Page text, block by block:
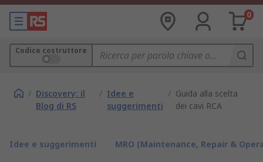
0
Codice costruttore
/ Discovery: il
Blog di RS
/ Idee e
suggerimenti
/ Guida alla scelta
dei cavi RCA
Idee e suggerimenti MRO (Maintenance, Repair &